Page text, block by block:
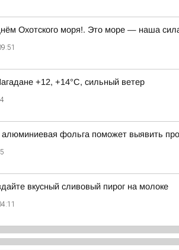
Охотского моря!. Это море — наша
+12, +14°C, сильный ветер
алюминиевая фольга поможет выявить
вкусный сливовый пирог на молоке